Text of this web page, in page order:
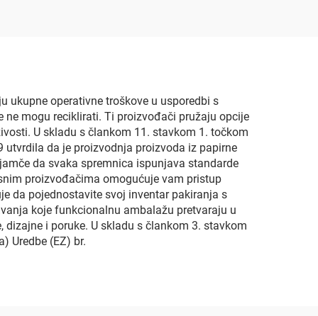
ukupne operativne troškove u usporedbi s
mogu reciklirati. Ti proizvođači pružaju opcije
U skladu s člankom 11. stavkom 1. točkom
utvrdila da je proizvodnja proizvoda iz papirne
da svaka spremnica ispunjava standarde
proizvođačima omogućuje vam pristup
da pojednostavite svoj inventar pakiranja s
koje funkcionalnu ambalažu pretvaraju u
i poruke. U skladu s člankom 3. stavkom
Uredbe (EZ) br.